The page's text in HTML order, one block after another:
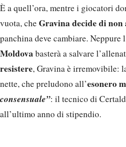
È a quell’ora, mentre i giocatori
vuota, cheGravina decide di
panchina deve cambiare. Neppure
Moldova basterà a salvare
resistere, Gravina è irremovibile:
nette, che preludono all’esonero
consensuale”: il tecnico di
all’ultimo anno di stipendio.